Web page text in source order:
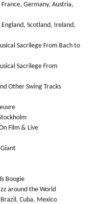
France, Germany, Austria,
England, Scotland, Ireland,
Sacrilege From Bach to
Sacrilege From
Other Swing Tracks
Film & Live
Giant
Boogie
around the World
Brazil, Cuba, Mexico